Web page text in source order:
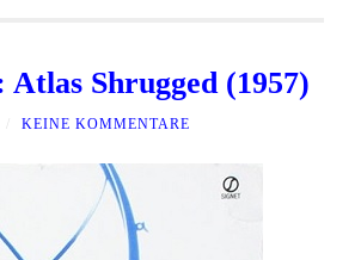
Atlas Shrugged (1957)
KEINE KOMMENTARE